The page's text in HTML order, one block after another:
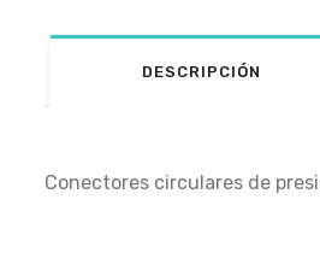
DESCRIPCIÓN
Conectores circulares de